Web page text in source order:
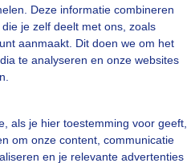
Deze informatie combineren
je zelf deelt met ons, zoals
aanmaakt. Dit doen we om het
te analyseren en onze websites
als je hier toestemming voor geeft,
om onze content, communicatie
en je relevante advertenties